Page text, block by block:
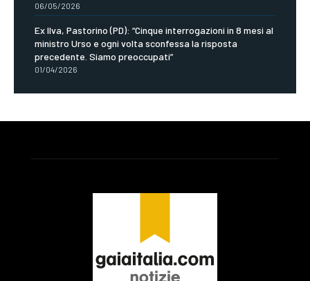
06/05/2026
Ex Ilva, Pastorino (PD): “Cinque interrogazioni in 8 mesi al
ministro Urso e ogni volta sconfessa la risposta
precedente. Siamo preoccupati”
01/04/2026